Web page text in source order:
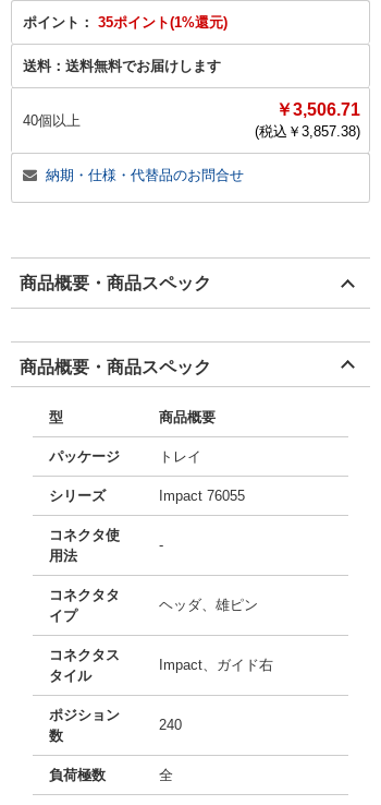
ポイント： 35ポイント(1%還元)
送料： 送料無料でお届けします
40個以上
￥3,506.71
(税込￥ 3,857.38)
納期・仕様・代替品のお問合せ
商品概要・商品スペック
商品概要・商品スペック
型 商品概要
パッケージ トレイ
シリーズ Impact 76055
コネクタ使
用法
-
コネクタタ
イプ
ヘッダ、雄ピン
コネクタス
タイル
Impact、ガイド右
ポジション
数
240
負荷極数 全